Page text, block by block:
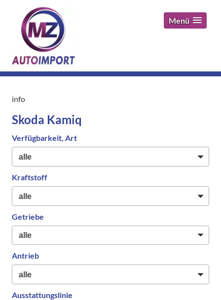
Menü
info
Skoda Kamiq
Verfügbarkeit, Art
Kraftstoff
Getriebe
Antrieb
Ausstattungslinie